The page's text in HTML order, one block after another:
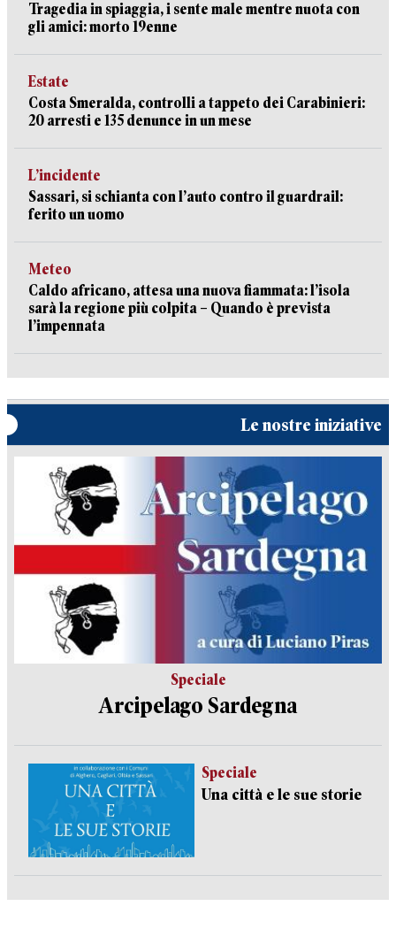
Tragedia in spiaggia, i sente male mentre nuota con
gli amici: morto 19enne
Estate
Costa Smeralda, controlli a tappeto dei Carabinieri:
20 arresti e 135 denunce in un mese
L’incidente
Sassari, si schianta con l’auto contro il guardrail:
ferito un uomo
Meteo
Caldo africano, attesa una nuova fiammata: l’isola
sarà la regione più colpita – Quando è prevista
l’impennata
Le nostre iniziative
Speciale
Arcipelago Sardegna
Speciale
Una città e le sue storie